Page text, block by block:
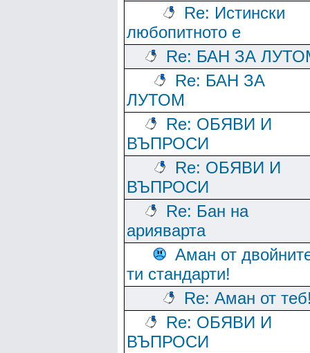
Re: Истински
любопитното е
Re: БАН ЗА
Re: БАН ЗА
ЛУТОМ
Re: ОБЯВИ И
ВЪПРОСИ
Re: ОБЯВИ И
ВЪПРОСИ
Re: Бан на
арияварта
Аман от
ти стандарти!
Re: Аман от
Re: ОБЯВИ И
ВЪПРОСИ